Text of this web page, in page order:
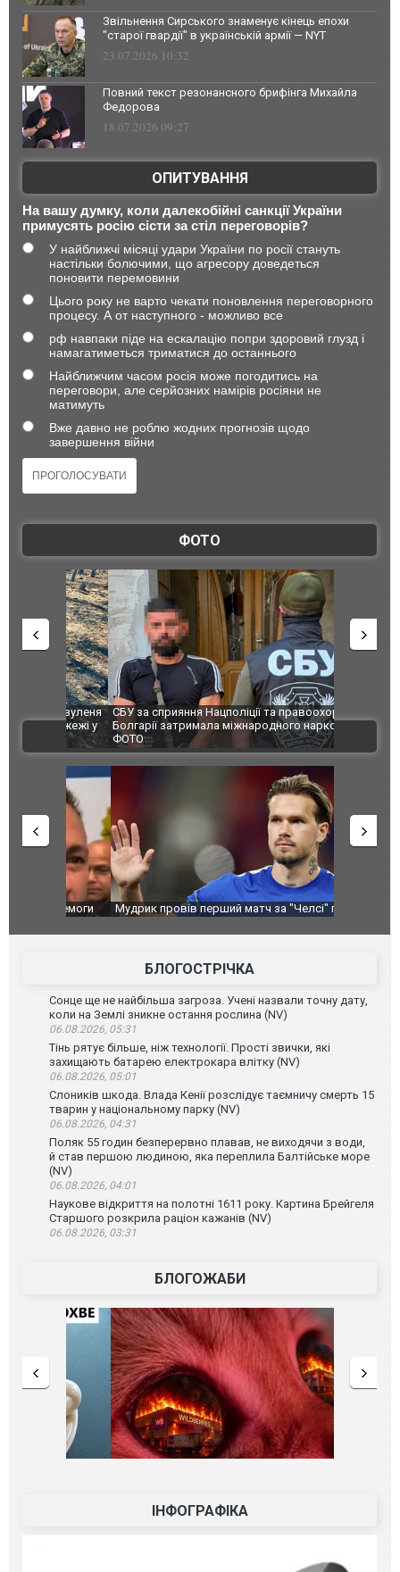
Звільнення Сирського знаменує кінець епохи
"старої гвардії" в українській армії — NYT
23.07.2026 10:32
Повний текст резонансного брифінга Михайла
Федорова
18.07.2026 09:27
ОПИТУВАННЯ
На вашу думку, коли далекобійні санкції України
примусять росію сісти за стіл переговорів?
У найближчі місяці удари України по росії стануть
настільки болючими, що агресору доведеться
поновити перемовини
Цього року не варто чекати поновлення переговорного
процесу. А от наступного - можливо все
рф навпаки піде на ескалацію попри здоровий глузд і
намагатиметься триматися до останнього
Найближчим часом росія може погодитись на
переговори, але серйозних намірів росіяни не
матимуть
Вже давно не роблю жодних прогнозів щодо
завершення війни
ФОТО
пожежі у
СБУ за сприяння Нацполіції та правоохоронців
Болгарії затримала міжнародного наркобарона.
ФОТО
Росіяни
одна
ВІДЕО
Мудрик провів перший матч за "Челсі" після
під час
Франції
БЛОГОСТРІЧКА
Сонце ще не найбільша загроза. Учені назвали точну дату,
коли на Землі зникне остання рослина (NV)
06.08.2026, 05:31
Тінь рятує більше, ніж технології. Прості звички, які
захищають батарею електрокара влітку (NV)
06.08.2026, 05:01
Слоників шкода. Влада Кенії розслідує таємничу смерть 15
тварин у національному парку (NV)
06.08.2026, 04:31
Поляк 55 годин безперервно плавав, не виходячи з води,
й став першою людиною, яка переплила Балтійське море
(NV)
06.08.2026, 04:01
Наукове відкриття на полотні 1611 року. Картина Брейгеля
Старшого розкрила раціон кажанів (NV)
06.08.2026, 03:31
БЛОГОЖАБИ
ІНФОГРАФІКА